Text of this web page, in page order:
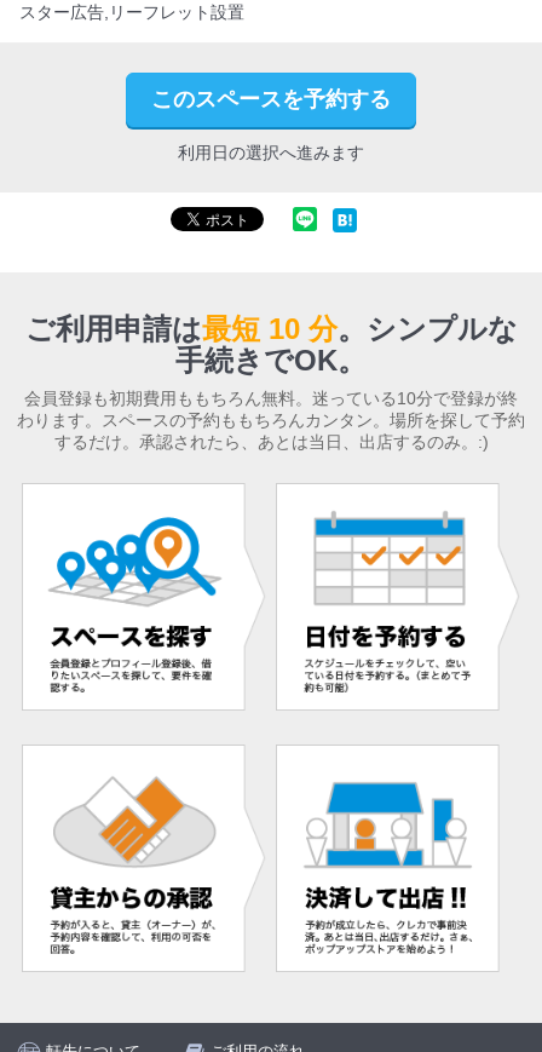
スター広告,リーフレット設置
このスペースを予約する
利用日の選択へ進みます
ご利用申請は最短 10 分。 シンプルな
手続きでOK。
会員登録も初期費用ももちろん無料。迷っている10分で登録が終
わります。スペースの予約ももちろんカンタン。場所を探して予約
するだけ。承認されたら、あとは当日、出店するのみ。:)